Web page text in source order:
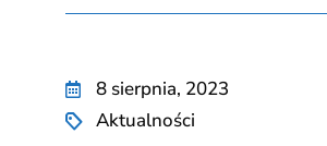
8 sierpnia, 2023
Aktualności